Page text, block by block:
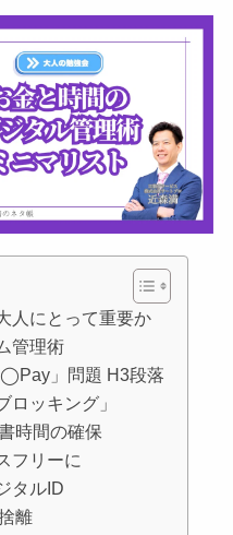
人にとって重要か
管理術
」問題 H3段落
ロッキング」
時間の確保
フリーに
タルID
離